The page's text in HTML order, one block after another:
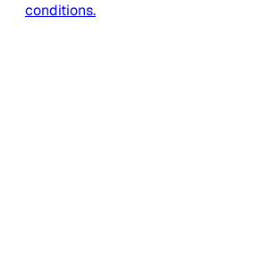
conditions.